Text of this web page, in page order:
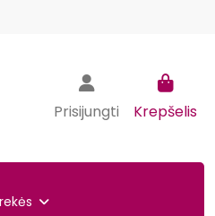
Prisijungti Krepšelis